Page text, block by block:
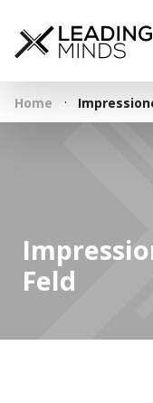
Home ·
Feld